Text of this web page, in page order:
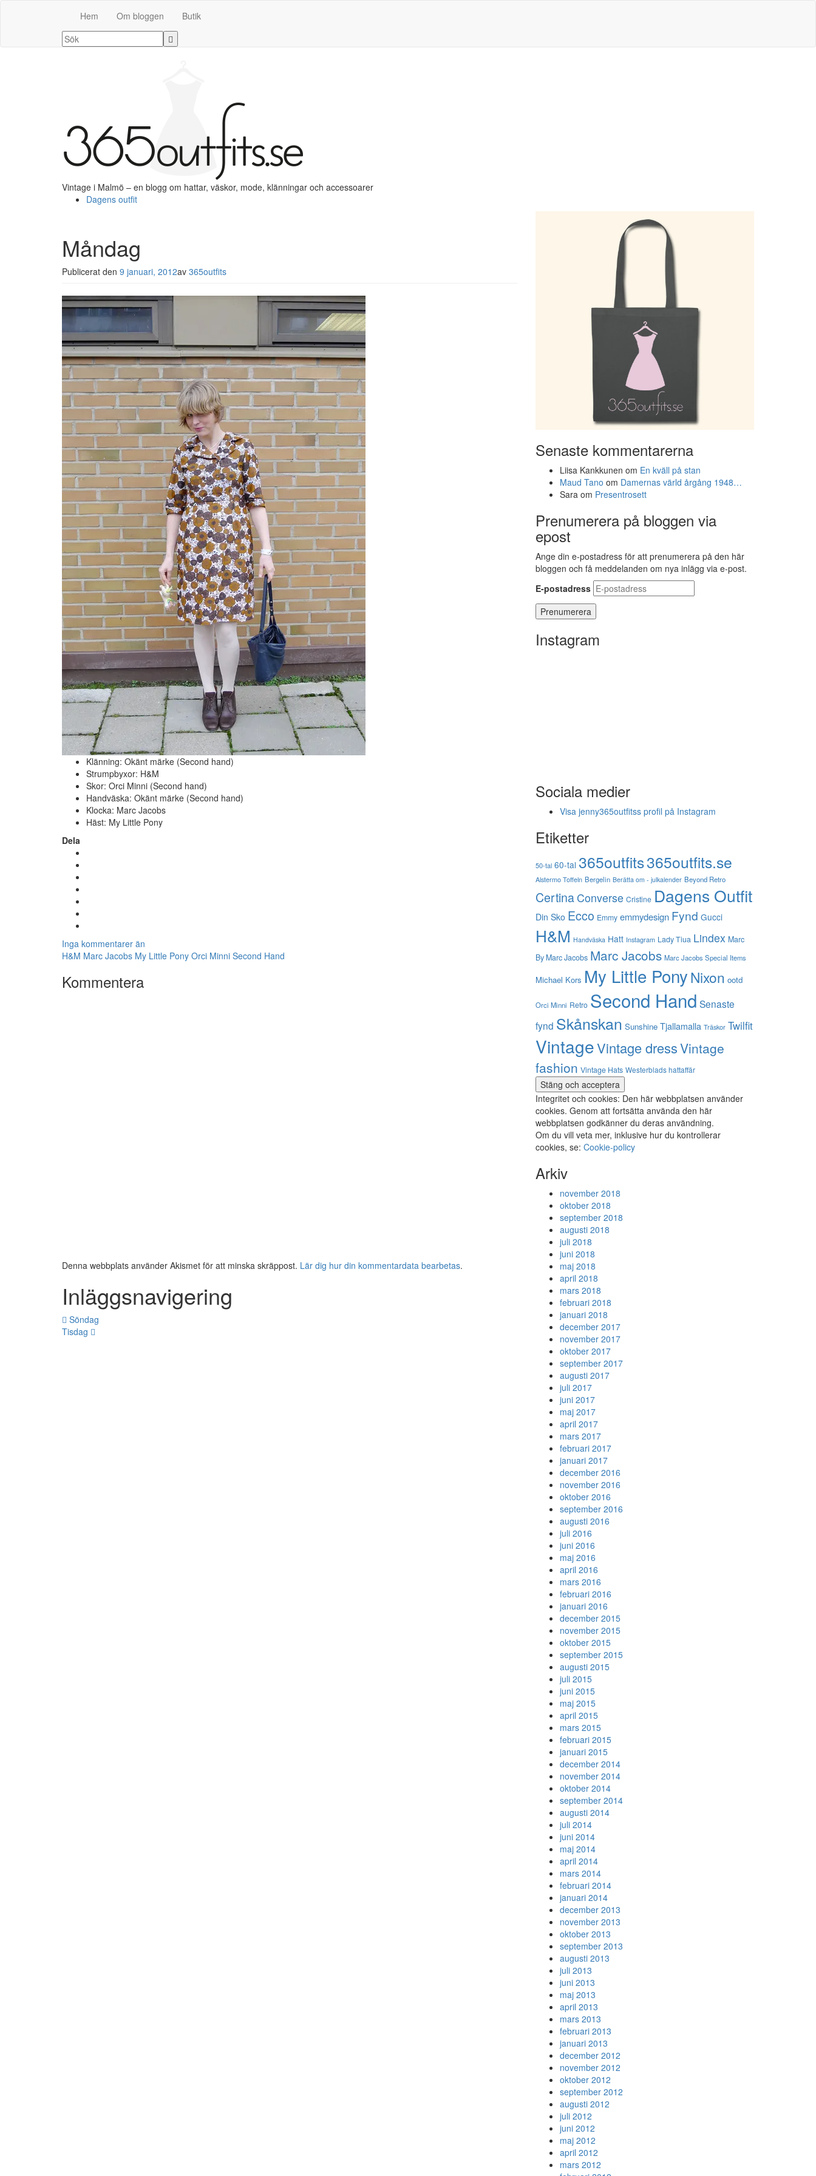
Hem Om bloggen Butik
Vintage i Malmö – en blogg om hattar, väskor, mode, klänningar och accessoarer
Dagens outfit
Måndag
Publicerat den 9 januari, 2012av 365outfits
Klänning: Okänt märke (Second hand)
Strumpbyxor: H&M
Skor: Orci Minni (Second hand)
Handväska: Okänt märke (Second hand)
Klocka: Marc Jacobs
Häst: My Little Pony
Dela
Inga kommentarer än
H&M Marc Jacobs My Little Pony Orci Minni Second Hand
Kommentera
Denna webbplats använder Akismet för att minska skräppost. Lär dig hur din kommentardata bearbetas.
Inläggsnavigering
Söndag
Tisdag
Senaste kommentarerna
Liisa Kankkunen om En kväll på stan
Maud Tano om Damernas värld årgång 1948…
Sara om Presentrosett
Prenumerera på bloggen via
epost
Ange din e-postadress för att prenumerera på den här
bloggen och få meddelanden om nya inlägg via e-post.
E-postadress
Instagram
Sociala medier
Visa jenny365outfitss profil på Instagram
Etiketter
50-tal 60-tal 365outfits365outfits.se
Alstermo Toffeln Bergelin Berätta om - julkalender Beyond Retro
CertinaConverse Cristine Dagens Outfit
Din Sko Ecco Emmy emmydesign Fynd Gucci
H&M Handväska Hatt Instagram Lady Tiua Lindex Marc
By Marc Jacobs Marc Jacobs Marc Jacobs Special Items
Michael Kors My Little PonyNixon ootd
Orci Minni Retro Second Hand Senaste
fynd Skånskan Sunshine Tjallamalla Träskor Twilfit
VintageVintage dressVintage
fashion Vintage Hats Westerblads hattaffär
Integritet och cookies: Den här webbplatsen använder
cookies. Genom att fortsätta använda den här
webbplatsen godkänner du deras användning.
Om du vill veta mer, inklusive hur du kontrollerar
cookies, se: Cookie-policy
Arkiv
november 2018
oktober 2018
september 2018
augusti 2018
juli 2018
juni 2018
maj 2018
april 2018
mars 2018
februari 2018
januari 2018
december 2017
november 2017
oktober 2017
september 2017
augusti 2017
juli 2017
juni 2017
maj 2017
april 2017
mars 2017
februari 2017
januari 2017
december 2016
november 2016
oktober 2016
september 2016
augusti 2016
juli 2016
juni 2016
maj 2016
april 2016
mars 2016
februari 2016
januari 2016
december 2015
november 2015
oktober 2015
september 2015
augusti 2015
juli 2015
juni 2015
maj 2015
april 2015
mars 2015
februari 2015
januari 2015
december 2014
november 2014
oktober 2014
september 2014
augusti 2014
juli 2014
juni 2014
maj 2014
april 2014
mars 2014
februari 2014
januari 2014
december 2013
november 2013
oktober 2013
september 2013
augusti 2013
juli 2013
juni 2013
maj 2013
april 2013
mars 2013
februari 2013
januari 2013
december 2012
november 2012
oktober 2012
september 2012
augusti 2012
juli 2012
juni 2012
maj 2012
april 2012
mars 2012